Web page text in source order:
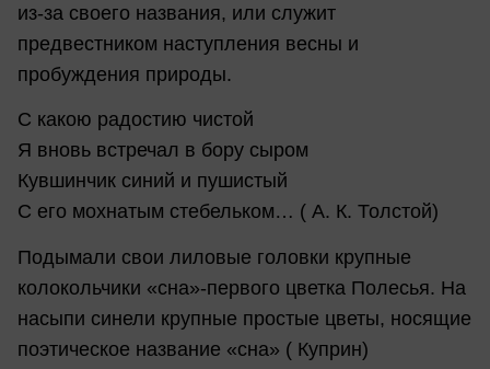
из-за своего названия, или служит
предвестником наступления весны и
пробуждения природы.
С какою радостию чистой
Я вновь встречал в бору сыром
Кувшинчик синий и пушистый
С его мохнатым стебельком… ( А. К. Толстой)
Подымали свои лиловые головки крупные
колокольчики «сна»-первого цветка Полесья. На
насыпи синели крупные простые цветы, носящие
поэтическое название «сна» ( Куприн)